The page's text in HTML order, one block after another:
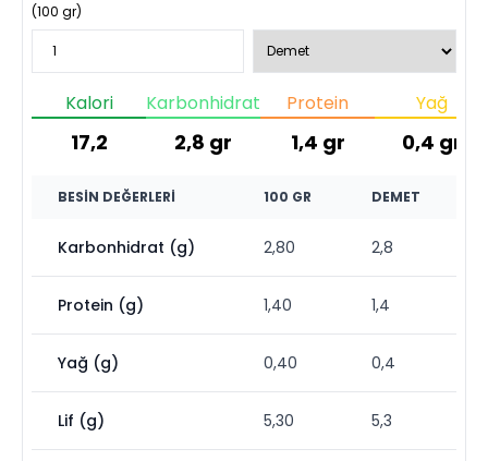
(100 gr)
Kalori
17,2
Karbonhidrat
2,8 gr
Protein
1,4 gr
Yağ
0,4 gr
BESIN DEĞERLERI 100 GR DEMET
Karbonhidrat (g) 2,80 2,8
Protein (g) 1,40 1,4
Yağ (g) 0,40 0,4
Lif (g) 5,30 5,3